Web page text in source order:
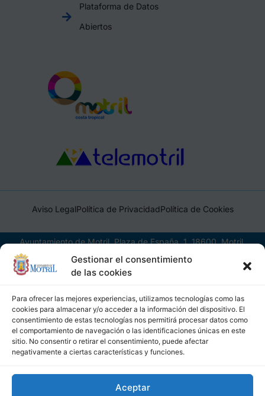
Gestionar el consentimiento
de las cookies
Para ofrecer las mejores experiencias, utilizamos tecnologías como las
cookies para almacenar y/o acceder a la información del dispositivo. El
consentimiento de estas tecnologías nos permitirá procesar datos como
el comportamiento de navegación o las identificaciones únicas en este
sitio. No consentir o retirar el consentimiento, puede afectar
negativamente a ciertas características y funciones.
Aceptar
Plataforma de Datos
Abiertos
Aviso LegalPolítica de PrivacidadPolítica de Cookies
Ayuntamiento de Motril, Plaza de España, 1, 18600, Motril,
(Granada), CIF: P1814200J, DIR3: L01181400